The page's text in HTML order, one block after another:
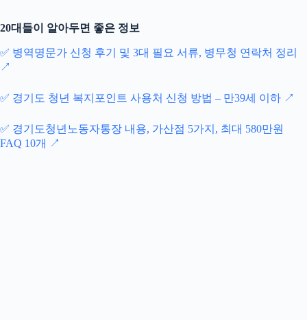
20대들이 알아두면 좋은 정보
✅ 병역명문가 신청 후기 및 3대 필요 서류, 병무청 연락처 정리
↗
✅ 경기도 청년 복지포인트 사용처 신청 방법 – 만39세 이하 ↗
✅ 경기도청년노동자통장 내용, 가산점 5가지, 최대 580만원
FAQ 10개 ↗